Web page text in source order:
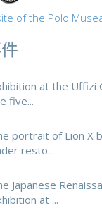
of the Polo
at the Uffizi
five...
portrait of Lion X
resto...
Japanese
at ...